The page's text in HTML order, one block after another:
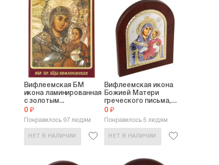
Вифлеемская БМ
икона ламинированная
с золотым...
0 ₽
Понравилось 97 людям
НЕТ В НАЛИЧИИ
Вифлеемская икона
Божией Матери
греческого письма,...
0 ₽
Понравилось 5 людям
НЕТ В НАЛИЧИИ